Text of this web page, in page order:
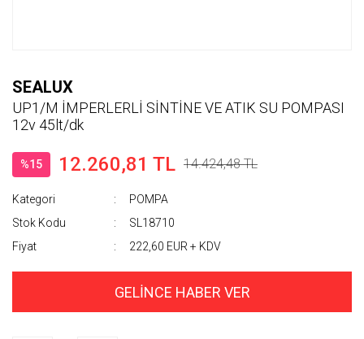
SEALUX
UP1/M İMPERLERLİ SİNTİNE VE ATIK SU POMPASI
12v 45lt/dk
%15 12.260,81 TL 14.424,48 TL
Kategori
POMPA
Stok Kodu
SL18710
Fiyat
222,60 EUR + KDV
GELİNCE HABER VER